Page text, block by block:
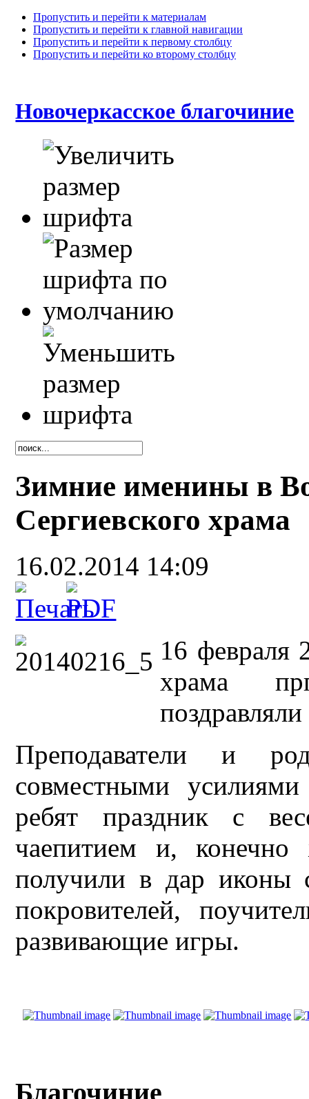
Пропустить и перейти к материалам
Пропустить и перейти к главной навигации
Пропустить и перейти к первому столбцу
Пропустить и перейти ко второму столбцу
Новочеркасское благочиние
Зимние именины в
Сергиевского храма
16.02.2014 14:09
16 февраля
храма
Преподаватели и
совместными
ребят праздник с
чаепитием и,
получили в дар иконы
покровителей,
развивающие игры.
Благочиние